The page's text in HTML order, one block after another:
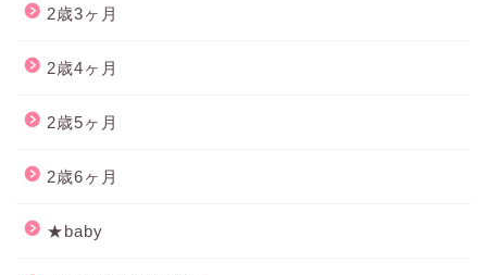
2歳3ヶ月
2歳4ヶ月
2歳5ヶ月
2歳6ヶ月
★baby